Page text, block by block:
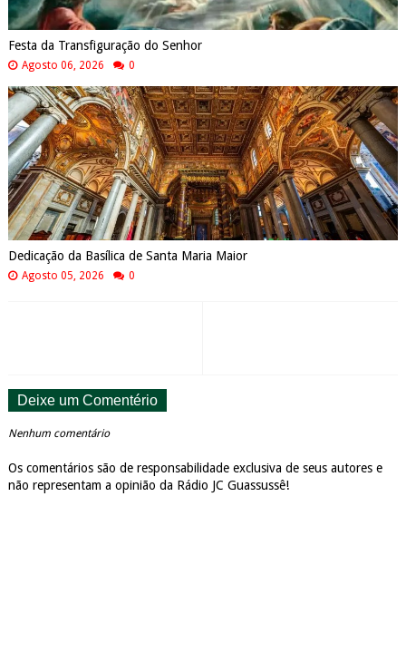
Festa da Transfiguração do Senhor
Agosto 06, 2026 0
Dedicação da Basílica de Santa Maria Maior
Agosto 05, 2026 0
Deixe um Comentério
Nenhum comentário
Os comentários são de responsabilidade exclusiva de seus autores e
não representam a opinião da Rádio JC Guassussê!